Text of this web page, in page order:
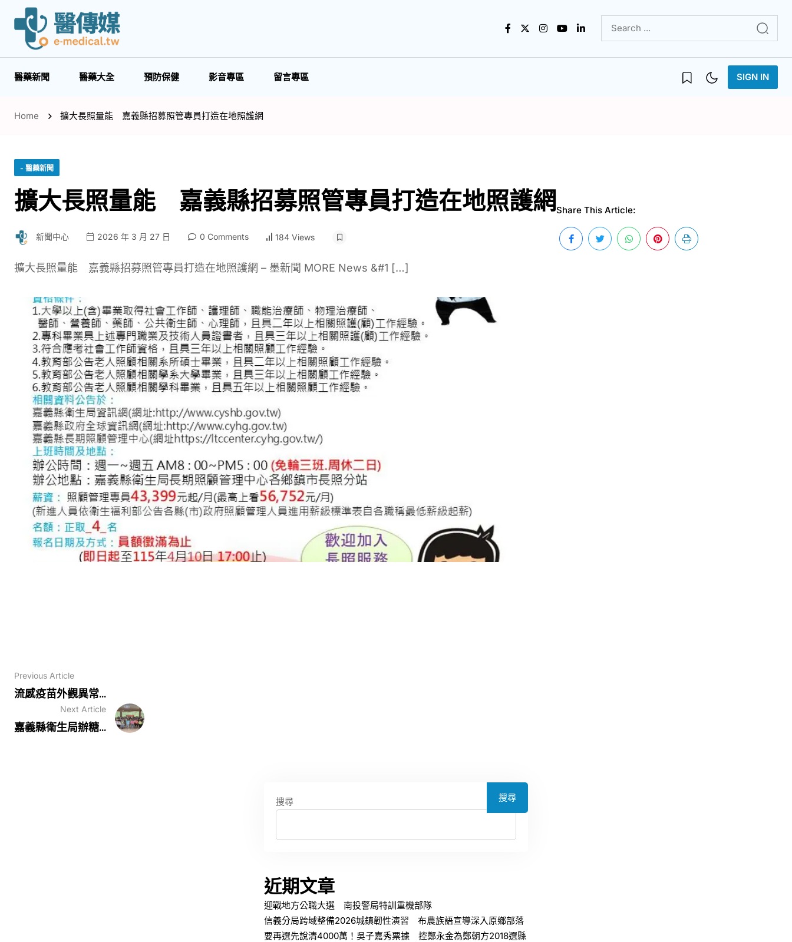
醫藥新聞 醫藥大全 預防保健 影音專區 留言專區 SIGN IN
Home 擴大長照量能 嘉義縣招募照管專員打造在地照護網
- 醫藥新聞
擴大長照量能 嘉義縣招募照管專員打造在地照護網
新聞中心 2026 年 3 月 27 日 0 Comments 184 Views
擴大長照量能 嘉義縣招募照管專員打造在地照護網 – 墨新聞 MORE News &#1 […]
Share This Article:
Previous Article
流感疫苗外觀異常...
Next Article
嘉義縣衛生局辦糖...
搜尋 搜尋
近期文章
迎戰地方公職大選 南投警局特訓重機部隊
信義分局跨域整備2026城鎮韌性演習 布農族語宣導深入原鄉部落
要再選先說清4000萬！吳子嘉秀票據 控鄭永金為鄭朝方2018選縣